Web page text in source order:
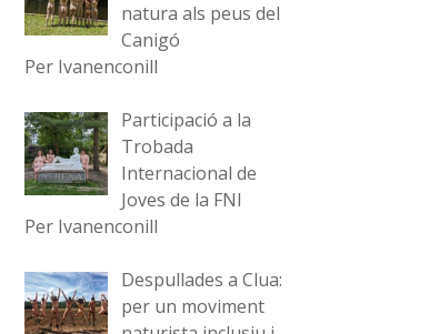
natura als peus del
Canigó
Per Ivanenconill
Participació a la
Trobada
Internacional de
Joves de la FNI
Per Ivanenconill
Despullades a Clua:
per un moviment